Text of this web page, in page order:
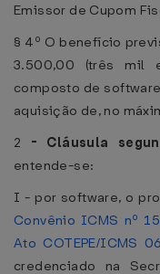
Emissor de Cupom
§ 4º O benefício
3.500,00 (três mil
composto de
aquisição de, no
2 - Cláusula
entende-se:
I - por software, o
Convênio ICMS nº
Ato COTEPE/ICMS
credenciado na